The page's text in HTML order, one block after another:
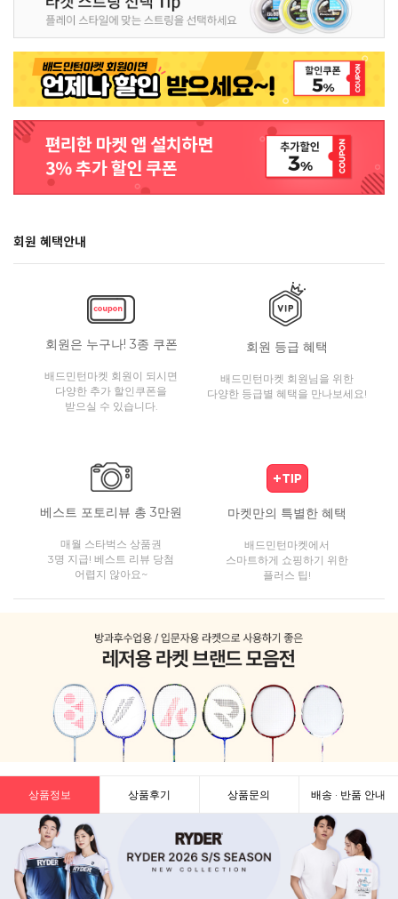
회원 혜택안내
회원은 누구나! 3종 쿠폰
배드민턴마켓 회원이 되시면
다양한 추가 할인쿠폰을
받으실 수 있습니다.
회원 등급 혜택
배드민턴마켓 회원님을 위한
다양한 등급별 혜택을 만나보세요!
베스트 포토리뷰 총 3만원
매월 스타벅스 상품권
3명 지급! 베스트 리뷰 당첨
어렵지 않아요~
마켓만의 특별한 혜택
배드민턴마켓에서
스마트하게 쇼핑하기 위한
플러스 팁!
상품정보 상품후기 상품문의 배송 · 반품 안내